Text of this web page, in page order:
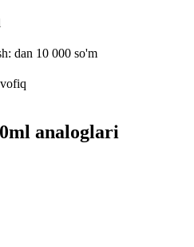
dan 10 000 so'm
analoglari